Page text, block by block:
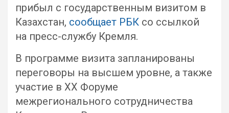
прибыл с государственным визитом в
Казахстан, сообщает РБК со ссылкой
на пресс-службу Кремля.
В программе визита запланированы
переговоры на высшем уровне, а также
участие в XX Форуме
межрегионального сотрудничества